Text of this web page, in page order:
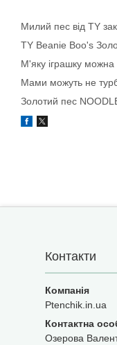
Милий пес від TY
TY Beanie Boo's
М'яку іграшку
Мами можуть не
Золотий пес
Контакти
Ptenchik.in.ua
Озерова